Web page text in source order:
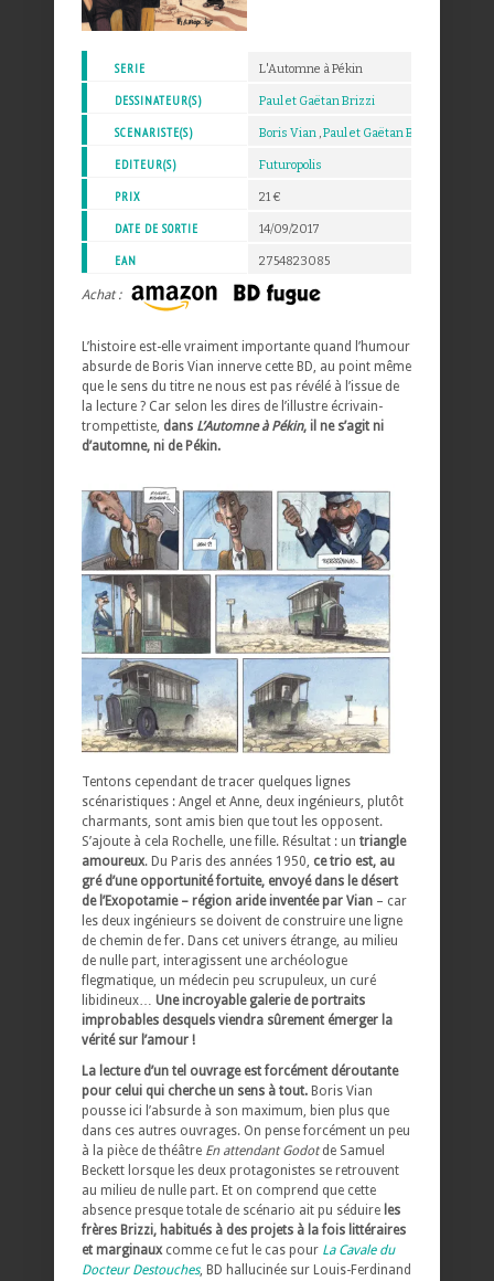
SERIE L'Automne à Pékin
DESSINATEUR(S) Paul et Gaëtan Brizzi
SCENARISTE(S) Boris Vian ,Paul et Gaëtan Brizzi
EDITEUR(S) Futuropolis
PRIX 21 €
DATE DE SORTIE 14/09/2017
EAN 2754823085
Achat :
L’histoire est-elle vraiment importante quand l’humour
absurde de Boris Vian innerve cette BD, au point même
que le sens du titre ne nous est pas révélé à l’issue de
la lecture ? Car selon les dires de l’illustre écrivain-
trompettiste, dans L’Automne à Pékin, il ne s’agit ni
d’automne, ni de Pékin.
Tentons cependant de tracer quelques lignes
scénaristiques : Angel et Anne, deux ingénieurs, plutôt
charmants, sont amis bien que tout les opposent.
S’ajoute à cela Rochelle, une fille. Résultat : un triangle
amoureux. Du Paris des années 1950, ce trio est, au
gré d’une opportunité fortuite, envoyé dans le désert
de l’Exopotamie – région aride inventée par Vian – car
les deux ingénieurs se doivent de construire une ligne
de chemin de fer. Dans cet univers étrange, au milieu
de nulle part, interagissent une archéologue
flegmatique, un médecin peu scrupuleux, un curé
libidineux… Une incroyable galerie de portraits
improbables desquels viendra sûrement émerger la
vérité sur l’amour !
La lecture d’un tel ouvrage est forcément déroutante
pour celui qui cherche un sens à tout. Boris Vian
pousse ici l’absurde à son maximum, bien plus que
dans ces autres ouvrages. On pense forcément un peu
à la pièce de théâtre En attendant Godotde Samuel
Beckett lorsque les deux protagonistes se retrouvent
au milieu de nulle part. Et on comprend que cette
absence presque totale de scénario ait pu séduire les
frères Brizzi, habitués à des projets à la fois littéraires
et marginauxcomme ce fut le cas pour La Cavale du
Docteur Destouches, BD hallucinée sur Louis-Ferdinand